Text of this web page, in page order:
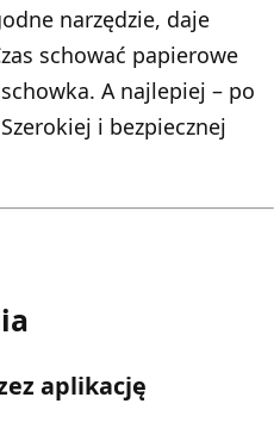
narzędzie, daje
schować papierowe
A najlepiej – po
i bezpiecznej
aplikację